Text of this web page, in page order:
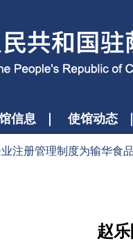
信息 使馆动态
册管理制度为输华食品
赵